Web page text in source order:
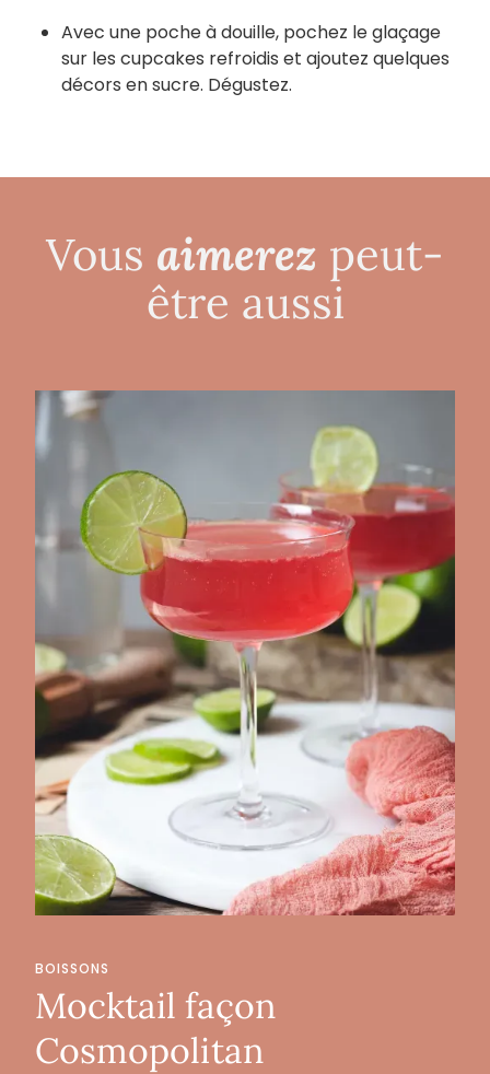
Avec une poche à douille, pochez le glaçage
sur les cupcakes refroidis et ajoutez quelques
décors en sucre. Dégustez.
Vous aimerez peut-
être aussi
BOISSONS
Mocktail façon
Cosmopolitan